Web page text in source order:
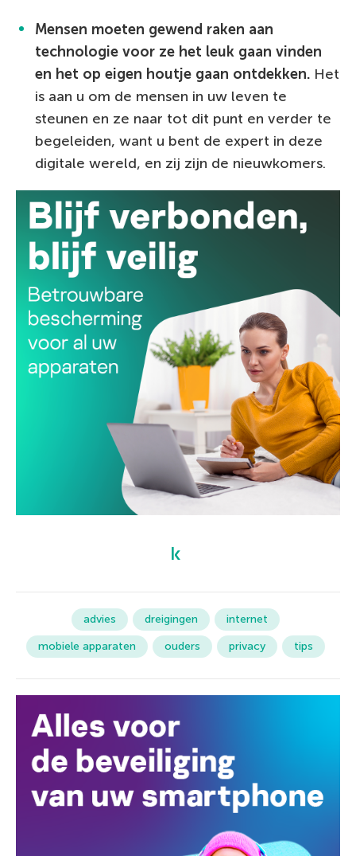
Mensen moeten gewend raken aan
technologie voor ze het leuk gaan vinden
en het op eigen houtje gaan ontdekken. Het
is aan u om de mensen in uw leven te
steunen en ze naar tot dit punt en verder te
begeleiden, want u bent de expert in deze
digitale wereld, en zij zijn de nieuwkomers.
advies dreigingen
internet
mobiele apparaten
ouders privacy tips